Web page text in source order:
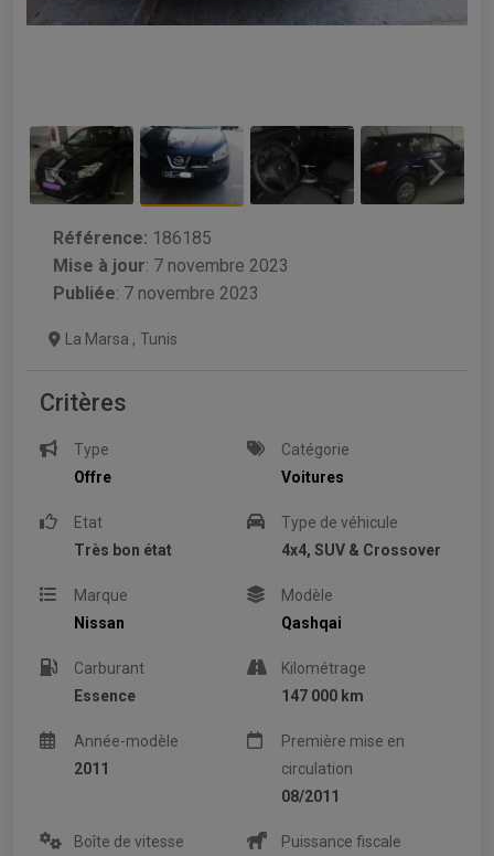
Référence: 186185
Mise à jour: 7 novembre 2023
Publiée: 7 novembre 2023
La Marsa , Tunis
Critères
Type
Offre
Catégorie
Voitures
Etat
Très bon état
Type de véhicule
4x4, SUV & Crossover
Marque
Nissan
Modèle
Qashqai
Carburant
Essence
Kilométrage
147 000 km
Année-modèle
2011
Première mise en
circulation
08/2011
Boîte de vitesse
Puissance fiscale